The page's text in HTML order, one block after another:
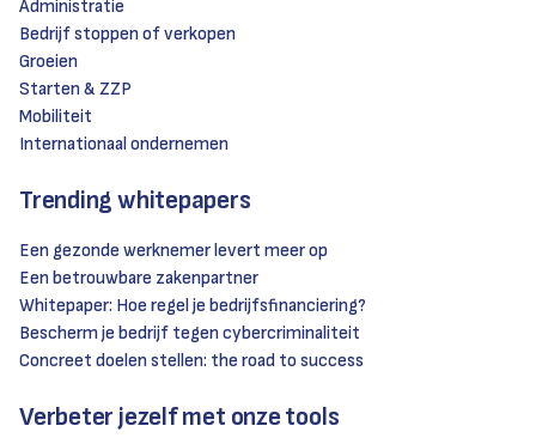
Administratie
Bedrijf stoppen of verkopen
Groeien
Starten & ZZP
Mobiliteit
Internationaal ondernemen
Trending whitepapers
Een gezonde werknemer levert meer op
Een betrouwbare zakenpartner
Whitepaper: Hoe regel je bedrijfsfinanciering?
Bescherm je bedrijf tegen cybercriminaliteit
Concreet doelen stellen: the road to success
Verbeter jezelf met onze tools